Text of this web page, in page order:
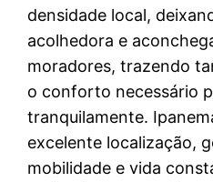
densidade local,
acolhedora e
moradores, trazendo
o conforto necessário
tranquilamente.
excelente localização,
mobilidade e vida